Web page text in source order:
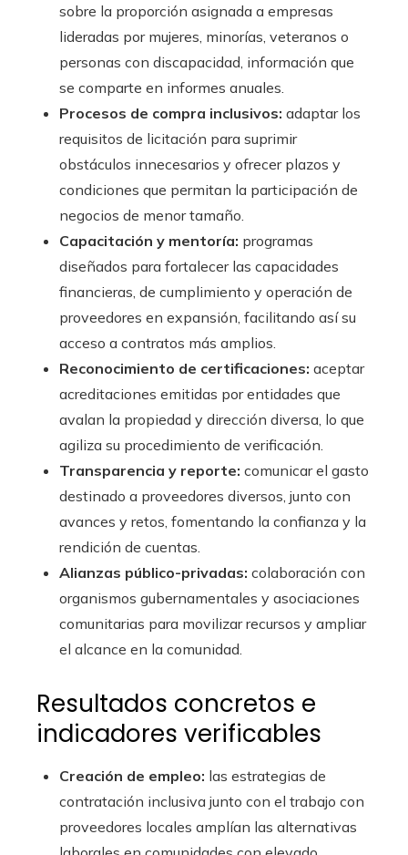
sobre la proporción asignada a empresas
lideradas por mujeres, minorías, veteranos o
personas con discapacidad, información que
se comparte en informes anuales.
Procesos de compra inclusivos: adaptar los
requisitos de licitación para suprimir
obstáculos innecesarios y ofrecer plazos y
condiciones que permitan la participación de
negocios de menor tamaño.
Capacitación y mentoría: programas
diseñados para fortalecer las capacidades
financieras, de cumplimiento y operación de
proveedores en expansión, facilitando así su
acceso a contratos más amplios.
Reconocimiento de certificaciones: aceptar
acreditaciones emitidas por entidades que
avalan la propiedad y dirección diversa, lo que
agiliza su procedimiento de verificación.
Transparencia y reporte: comunicar el gasto
destinado a proveedores diversos, junto con
avances y retos, fomentando la confianza y la
rendición de cuentas.
Alianzas público-privadas: colaboración con
organismos gubernamentales y asociaciones
comunitarias para movilizar recursos y ampliar
el alcance en la comunidad.
Resultados concretos e
indicadores verificables
Creación de empleo: las estrategias de
contratación inclusiva junto con el trabajo con
proveedores locales amplían las alternativas